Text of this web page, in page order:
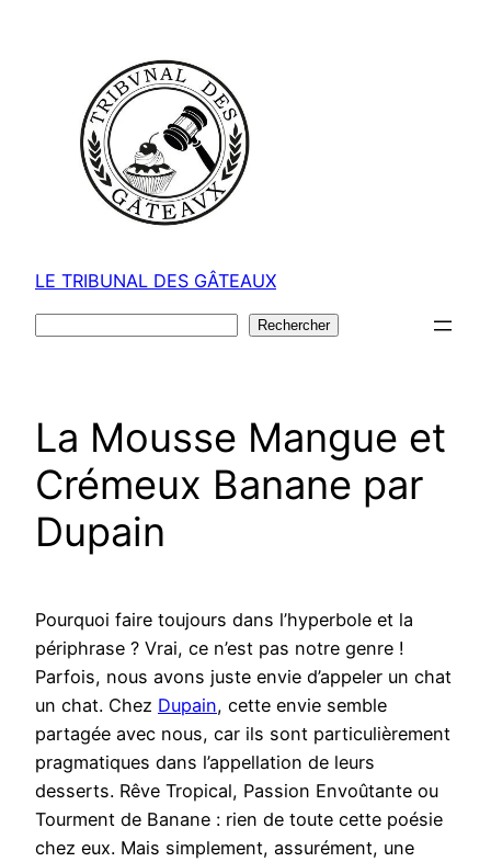
LE TRIBUNAL DES GÂTEAUX
Rechercher
La Mousse Mangue et
Crémeux Banane par
Dupain
Pourquoi faire toujours dans l’hyperbole et la
périphrase ? Vrai, ce n’est pas notre genre !
Parfois, nous avons juste envie d’appeler un chat
un chat. Chez Dupain, cette envie semble
partagée avec nous, car ils sont particulièrement
pragmatiques dans l’appellation de leurs
desserts. Rêve Tropical, Passion Envoûtante ou
Tourment de Banane : rien de toute cette poésie
chez eux. Mais simplement, assurément, une